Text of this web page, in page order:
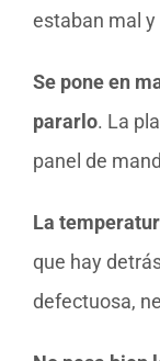
estaban mal
Se pone en
pararlo. La
panel de
La
que hay
defectuosa,